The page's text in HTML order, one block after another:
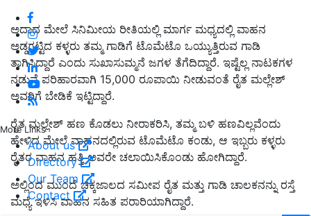
More Links
About us
Directory
Our Team
Contact
ಅದಾದ ಮೇಲೆ ಸಿನಿಮೀಯ ರೀತಿಯಲ್ಲಿ ಮಾರ್ಗ ಮಧ್ಯದಲ್ಲಿ ವಾಹನ
ಅಡ್ಡಗಟ್ಟಿದ ಕಳ್ಳರು ತಮ್ಮ ಗಾಡಿಗೆ ಟೊಮೆಟೊ ಒಯ್ಯುತ್ತಿರುವ ಗಾಡಿ
ತಾಗಿಸಿದ್ದಾರೆ ಎಂದು ಸುಖಾಸುಮ್ಮನೆ ಜಗಳ ತೆಗೆದಿದ್ದಾರೆ. ಇಷ್ಟೆಲ್ಲ ನಾಟಕಗಳ
ನಡುವೆ ಪರಿಹಾರವಾಗಿ 15,000 ರೂಪಾಯಿ ನೀಡುವಂತೆ ರೈತ ಮಲ್ಲೇಶ್
ಅವರಿಗೆ ಬೇಡಿಕೆ ಇಟ್ಟಿದ್ದಾರೆ.
ರೈತ ಮಲ್ಲೇಶ್‌ ಹಣ ಕೊಡಲು ನೀರಾಕರಿಸಿ, ತಮ್ಮ ಬಳಿ ಹಣವಿಲ್ಲವೆಂದು
ಹೇಳಿದ ಮೇಲೆ ವಾಹನದಲ್ಲಿರುವ ಟೊಮೆಟೊ ಕಂಡು, ಆ ಇಬ್ಬರು ಕಳ್ಳರು
ರೈತರ ವಾಹನ ಹತ್ತಿ ಅವರೇ ಚಲಾಯಿಸಿಕೊಂಡು ಹೋಗಿದ್ದಾರೆ.
ಅಲ್ಲಿಂದ ಮುಂದೆ ಚಿಕ್ಕಜಾಲದ ಸಮೀಪ ರೈತ ಮತ್ತು ಗಾಡಿ ಚಾಲಕನನ್ನು ರಸ್ತೆ
ಮಧ್ಯೆ ಇಳಿಸಿ ವಾಹನ ಸಹಿತ ಪರಾರಿಯಾಗಿದ್ದಾರೆ.